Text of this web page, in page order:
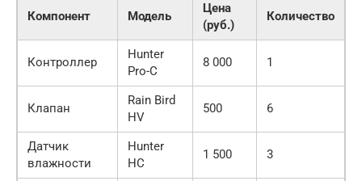
Компонент Модель
Цена
(руб.)
Количество
Контроллер
Hunter
Pro-C
8 000 1
Клапан
Rain Bird
HV
500 6
Датчик
влажности
Hunter
HC
1 500 3